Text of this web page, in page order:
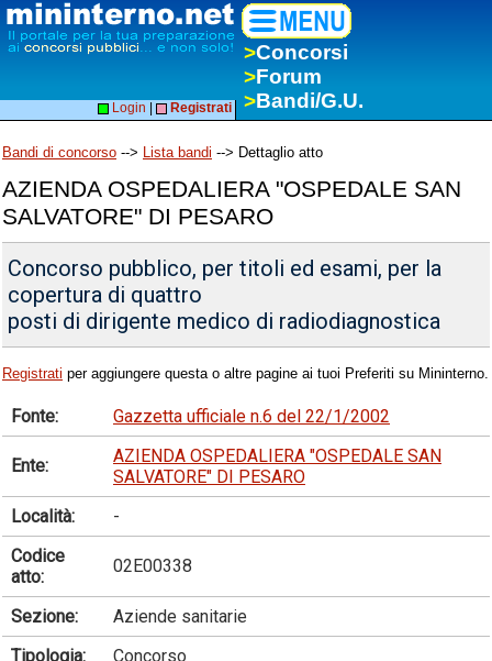
>Concorsi
>Forum
>Bandi/G.U.
Login Registrati
Bandi di concorso --> Lista bandi --> Dettaglio atto
AZIENDA OSPEDALIERA "OSPEDALE SAN
SALVATORE" DI PESARO
Concorso pubblico, per titoli ed esami, per la
copertura di quattro
posti di dirigente medico di radiodiagnostica
Registrati per aggiungere questa o altre pagine ai tuoi Preferiti su Mininterno.
Fonte: Gazzetta ufficiale n.6 del 22/1/2002
Ente:
AZIENDA OSPEDALIERA "OSPEDALE SAN
SALVATORE" DI PESARO
Località:
-
Codice
atto:
02E00338
Sezione:
Aziende sanitarie
Tipologia:
Concorso